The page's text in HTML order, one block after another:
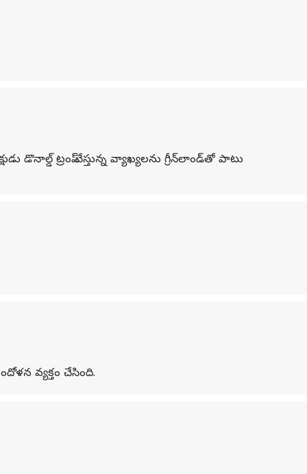
ట్రంప్‌ చేస్తున్న వ్యాఖ్యలను గ్రీన్‌లాండ్‌తో పాటు
వ్యక్తం చేసింది.